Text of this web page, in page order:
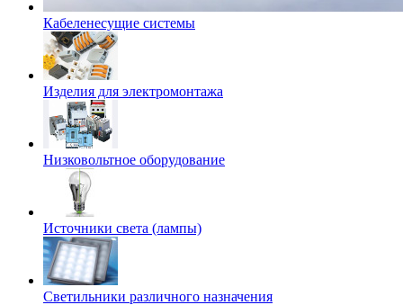
Кабеленесущие системы
Изделия для электромонтажа
Низковольтное оборудование
Источники света (лампы)
Светильники различного назначения